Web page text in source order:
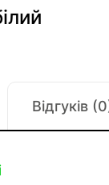
Відгуків